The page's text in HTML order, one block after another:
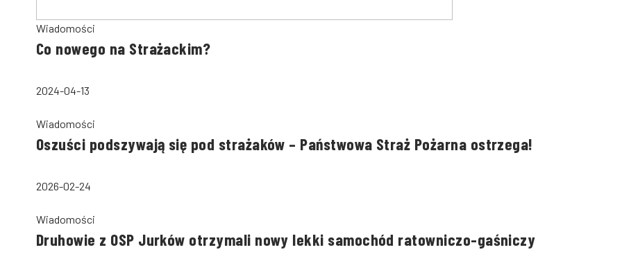
Wiadomości
Co nowego na Strażackim?
2024-04-13
Wiadomości
Oszuści podszywają się pod strażaków – Państwowa Straż Pożarna ostrzega!
2026-02-24
Wiadomości
Druhowie z OSP Jurków otrzymali nowy lekki samochód ratowniczo-gaśniczy